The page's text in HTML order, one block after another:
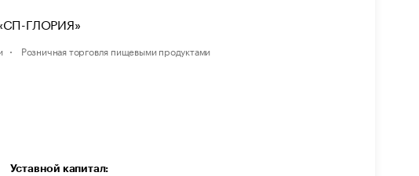
ГЛОРИЯ»
Розничная торговля пищевыми продуктами
Уставной капитал: